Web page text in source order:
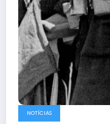
NOTÍCIAS